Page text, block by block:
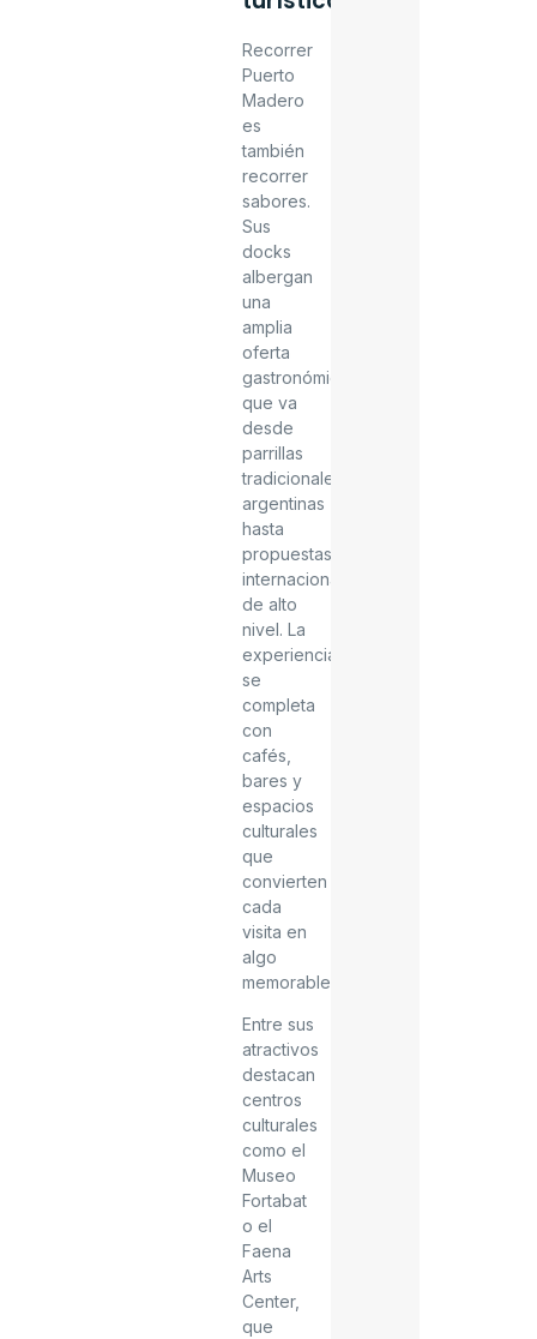
Recorrer
Puerto
Madero
es
también
recorrer
sabores.
Sus
docks
albergan
una
amplia
oferta
gastronómica
que va
desde
parrillas
tradicionales
argentinas
hasta
propuestas
internacionales
de alto
nivel. La
experiencia
se
completa
con
cafés,
bares y
espacios
culturales
que
convierten
cada
visita en
algo
memorable.
Entre sus
atractivos
destacan
centros
culturales
como el
Museo
Fortabat
o el
Faena
Arts
Center,
que